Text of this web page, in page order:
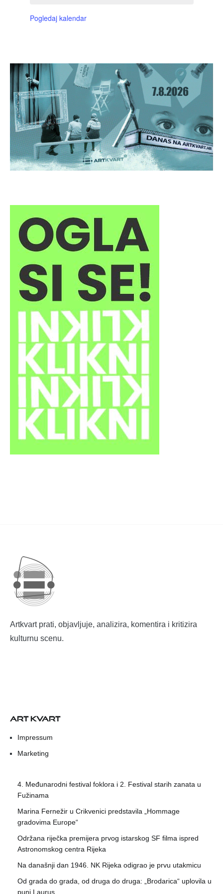
Pogledaj kalendar
Artkvart prati, objavljuje, analizira, komentira i kritizira
kulturnu scenu.
ART KVART
Impressum
Marketing
4. Međunarodni festival foklora i 2. Festival starih zanata u
Fužinama
Marina Fernežir u Crikvenici predstavila „Hommage
gradovima Europe“
Održana riječka premijera prvog istarskog SF filma ispred
Astronomskog centra Rijeka
Na današnji dan 1946. NK Rijeka odigrao je prvu utakmicu
Od grada do grada, od druga do druga: „Brodarica“ uplovila u
puni Laurus